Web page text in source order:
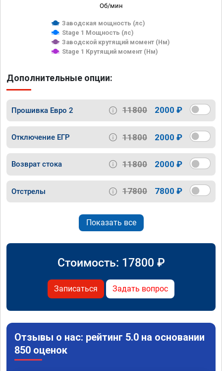
Об/мин
Заводская мощность (лс)
Stage 1 Мощность (лс)
Заводской крутящий момент (Нм)
Stage 1 Крутящий момент (Нм)
Дополнительные опции:
Прошивка Евро 2 11800 2000 ₽
Отключение ЕГР 11800 2000 ₽
Возврат стока 11800 2000 ₽
Отстрелы 17800 7800 ₽
Показать все
Стоимость: 17800 ₽
Записаться Задать вопрос
Отзывы о нас: рейтинг 5.0 на основании
850 оценок